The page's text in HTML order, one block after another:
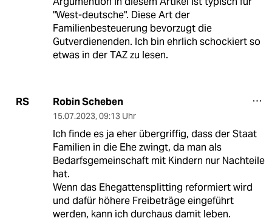
"West-deutsche". Diese Art der
Familienbesteuerung bevorzugt die
Gutverdienenden. Ich bin ehrlich schockiert so
etwas in der TAZ zu lesen.
RS Robin Scheben
15.07.2023, 09:13 Uhr
Ich finde es ja eher übergriffig, dass der Staat
Familien in die Ehe zwingt, da man als
Bedarfsgemeinschaft mit Kindern nur Nachteile
hat.
Wenn das Ehegattensplitting reformiert wird
und dafür höhere Freibeträge eingeführt
werden, kann ich durchaus damit leben.